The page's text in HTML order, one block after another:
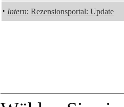
· Intern: Rezensionsportal: Update